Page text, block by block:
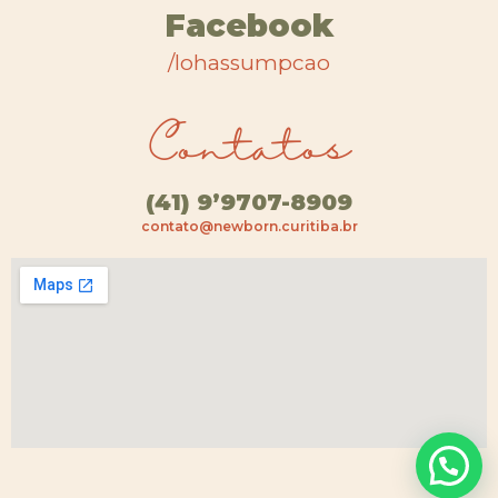
Facebook
/lohassumpcao
Contatos
(41) 9’9707-8909
contato@newborn.curitiba.br